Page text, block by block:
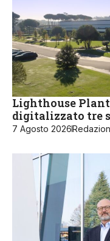
Lighthouse
digitalizzato tre
7 Agosto 2026